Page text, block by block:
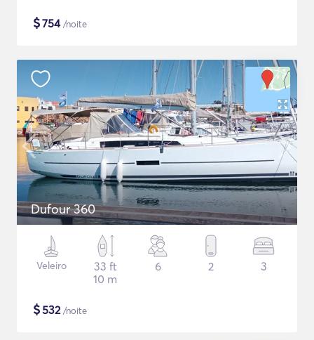
$754/noite
Dufour 360
Veleiro
33 ft
10 m
6 2 3
$532/noite